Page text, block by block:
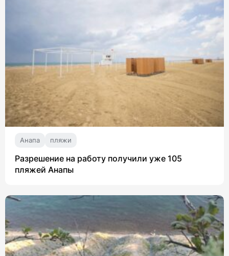
Анапа пляжи
Разрешение на работу получили уже 105
пляжей Анапы